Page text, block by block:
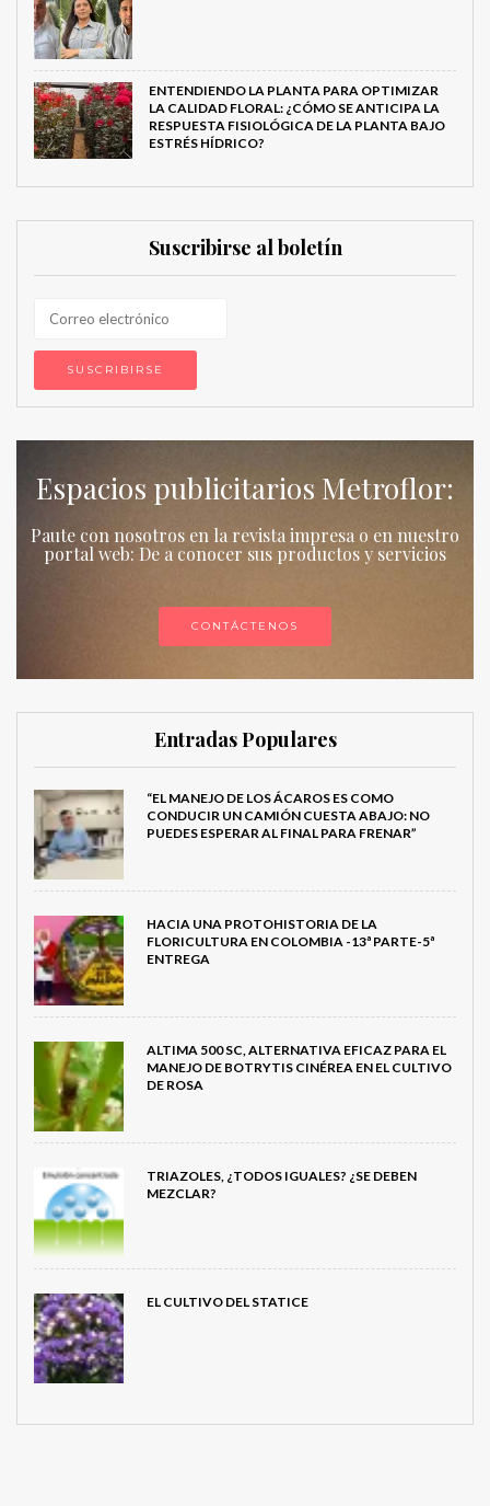
ENTENDIENDO LA PLANTA PARA OPTIMIZAR
LA CALIDAD FLORAL: ¿CÓMO SE ANTICIPA LA
RESPUESTA FISIOLÓGICA DE LA PLANTA BAJO
ESTRÉS HÍDRICO?
Suscribirse al boletín
Espacios publicitarios Metroflor:
Paute con nosotros en la revista impresa o en nuestro
portal web: De a conocer sus productos y servicios
CONTÁCTENOS
Entradas Populares
“EL MANEJO DE LOS ÁCAROS ES COMO
CONDUCIR UN CAMIÓN CUESTA ABAJO: NO
PUEDES ESPERAR AL FINAL PARA FRENAR”
HACIA UNA PROTOHISTORIA DE LA
FLORICULTURA EN COLOMBIA -13ª PARTE-5ª
ENTREGA
ALTIMA 500 SC, ALTERNATIVA EFICAZ PARA EL
MANEJO DE BOTRYTIS CINÉREA EN EL CULTIVO
DE ROSA
TRIAZOLES, ¿TODOS IGUALES? ¿SE DEBEN
MEZCLAR?
EL CULTIVO DEL STATICE